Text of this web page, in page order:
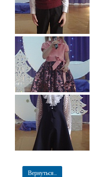
Вернуться...